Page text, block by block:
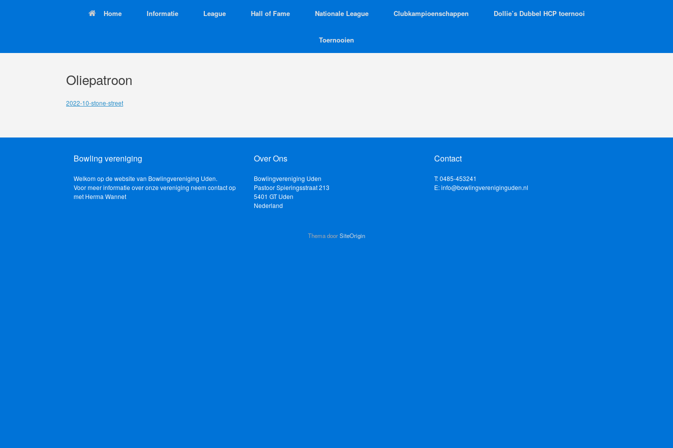
Home Informatie League Hall of Fame Nationale League Clubkampioenschappen Dollie’s Dubbel HCP toernooi
Toernooien
Oliepatroon
2022-10-stone-street
Bowling vereniging
Welkom op de website van Bowlingvereniging Uden.
Voor meer informatie over onze vereniging neem contact op
met Herma Wannet
Over Ons
Bowlingvereniging Uden
Pastoor Spieringsstraat 213
5401 GT Uden
Nederland
Contact
T: 0485-453241
E: info@bowlingvereniginguden.nl
Thema doorSiteOrigin